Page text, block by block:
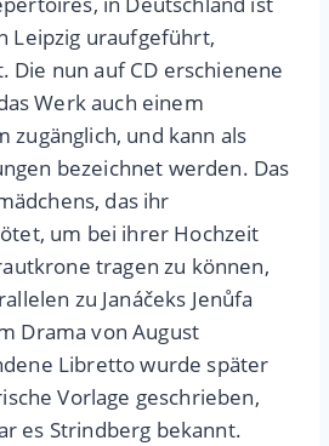
Leipzig uraufgeführt,
Die nun auf CD erschienene
Werk auch einem
zugänglich, und kann als
bezeichnet werden. Das
das ihr
um bei ihrer Hochzeit
tragen zu können,
zu Janáčeks Jenůfa
Drama von August
Libretto wurde später
Vorlage geschrieben,
es Strindberg bekannt.